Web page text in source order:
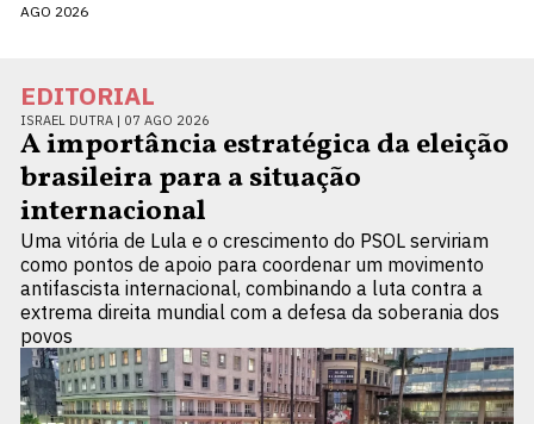
AGO 2026
EDITORIAL
ISRAEL DUTRA | 07 AGO 2026
A importância estratégica da eleição
brasileira para a situação
internacional
Uma vitória de Lula e o crescimento do PSOL serviriam
como pontos de apoio para coordenar um movimento
antifascista internacional, combinando a luta contra a
extrema direita mundial com a defesa da soberania dos
povos